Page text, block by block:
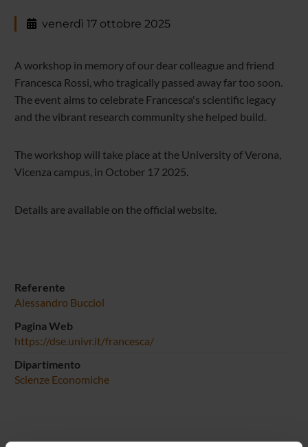
venerdì 17 ottobre 2025
A workshop in memory of our dear colleague and friend
Francesca Rossi, who tragically passed away far too soon.
The event aims to celebrate Francesca's scientific legacy
and the vibrant research community she helped build.
The workshop will take place at the University of Verona,
Vicenza campus, in October 17 2025.
Details are available on the official website.
Referente
Alessandro Bucciol
Pagina Web
https://dse.univr.it/francesca/
Dipartimento
Scienze Economiche